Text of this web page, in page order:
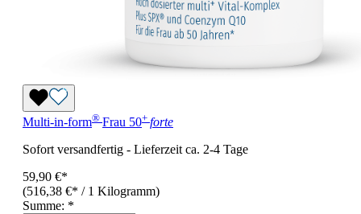
Multi-in-form® Frau 50+ forte
Sofort versandfertig - Lieferzeit ca. 2-4 Tage
59,90 €*
(516,38 €* / 1 Kilogramm)
Summe: *